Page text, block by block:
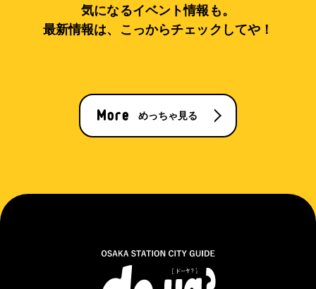
気になるイベント情報も。
最新情報は、こっからチェックしてや！
めっちゃ見る